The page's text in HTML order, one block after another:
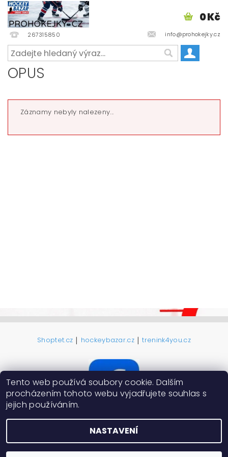
267315850 info@prohokejky.cz
0 Kč
OPUS
Záznamy nebyly nalezeny...
Shoptet.cz | hockeybazar.cz | trenink4you.cz
2026 ©ProHokejky.cz, všechna práva vyhrazena
Tento web používá soubory cookie. Dalším
procházením tohoto webu vyjadřujete souhlas s
jejich používáním.
NASTAVENÍ